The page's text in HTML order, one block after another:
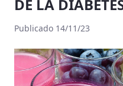
DE LA
Publicado 14/11/23